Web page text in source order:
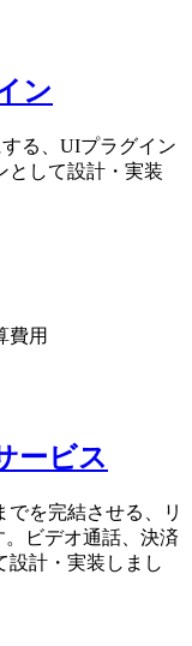
ン
る、UIプラグイン
として設計・実装
費用
ービス
を完結させる、リ
。ビデオ通話、決済
設計・実装しまし